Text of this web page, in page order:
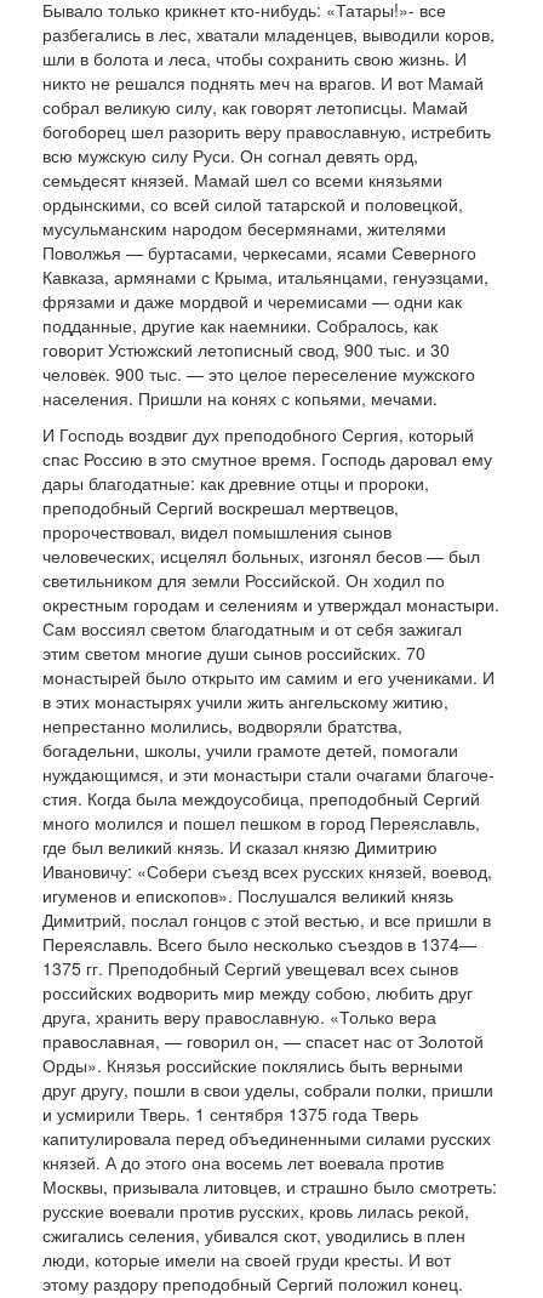
Бывало только крикнет кто-нибудь: «Татары!»- все
разбегались в лес, хватали младенцев, выводили коров,
шли в болота и леса, чтобы сохранить свою жизнь. И
никто не решался поднять меч на вра­гов. И вот Мамай
собрал великую силу, как гово­рят летописцы. Мамай
богоборец шел разорить веру православную, истребить
всю мужскую силу Руси. Он согнал девять орд,
семьдесят князей. Мамай шел со всеми князьями
ордынскими, со всей силой татарской и половецкой,
мусульманским народом бесермянами, жителями
Поволжья — буртасами, черкесами, ясами Северно­го
Кавказа, армянами с Крыма, итальянцами, ге­нуэзцами,
фрязами и даже мордвой и черемиса­ми — одни как
подданные, другие как наемники. Собралось, как
говорит Устюжский летописный свод, 900 тыс. и 30
человек. 900 тыс. — это целое переселение мужского
населения. Пришли на конях с копьями, мечами.
И Господь воздвиг дух преподобного Сергия, который
спас Россию в это смутное время. Гос­подь даровал ему
дары благодатные: как древние отцы и пророки,
преподобный Сергий воскрешал мертвецов,
пророчествовал, видел помышле­ния сынов
человеческих, исцелял больных, изго­нял бесов — был
светильником для земли Россий­ской. Он ходил по
окрестным городам и селениям и утверждал монастыри.
Сам воссиял светом бла­годатным и от себя зажигал
этим светом многие души сынов российских. 70
монастырей было от­крыто им самим и его учениками. И
в этих монастырях учили жить ангельскому житию,
непрестанно молились, водворяли братства,
богадельни, школы, учили грамоте детей, помогали
нуждаю­щимся, и эти монастыри стали очагами благоче­
стия. Когда была междоусобица, преподобный Сергий
много молился и пошел пешком в город Переяславль,
где был великий князь. И сказал князю Димитрию
Ивановичу: «Собери съезд всех русских князей, воевод,
игуменов и епископов». Послушался великий князь
Димитрий, послал гонцов с этой вестью, и все пришли в
Переяславль. Всего было несколько съездов в 1374—
1375 гг. Преподобный Сергий увещевал всех сынов
российских водворить мир между собою, любить друг
друга, хранить веру православную. «Только вера
православная, — говорил он, — спасет нас от Золотой
Орды». Князья российские покля­лись быть верными
друг другу, пошли в свои уде­лы, собрали полки, пришли
и усмирили Тверь. 1 сентября 1375 года Тверь
капитулирова­ла перед объединенными силами русских
князей. А до этого она восемь лет воевала против
Москвы, при­зывала литовцев, и страшно было смотреть:
рус­ские воевали против русских, кровь лилась рекой,
сжигались селения, убивался скот, уводились в плен
люди, которые имели на своей груди кресты. И вот
этому раздору преподоб­ный Сергий положил конец.